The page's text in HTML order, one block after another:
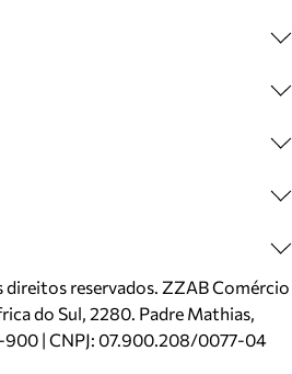
direitos reservados. ZZAB Comércio
do Sul, 2280. Padre Mathias,
900 | CNPJ: 07.900.208/0077-04